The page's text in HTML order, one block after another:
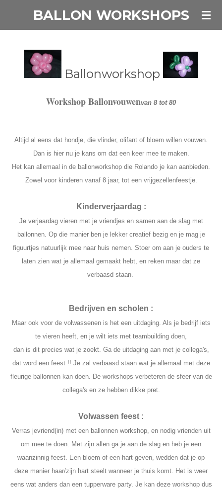
hoofdinhoud
BALLON WORKSHOPS
Ballonworkshop
Workshop Ballonvouwenvan 8 tot 80
Altijd al eens dat hondje, die vlinder, olifant of bloem willen vouwen.
Dan is hier nu je kans om dat een keer mee te maken.
Het kan allemaal in de ballonworkshop die Rolando je kan aanbieden.
Zowel voor kinderen vanaf 8 jaar, tot een vrijgezellenfeestje.
Kinderverjaardag :
Je verjaardag vieren met je vriendjes en samen aan de slag met
ballonnen. Op die manier ben je lekker creatief bezig en je mag je
figuurtjes natuurlijk mee naar huis nemen. Stoer om aan je ouders te
laten zien wat je allemaal gemaakt hebt, en reken maar dat ze
verbaasd staan.
Bedrijven en scholen :
Maar ook voor de volwassenen is het een uitdaging. Als je bedrijf iets
te vieren heeft, en je wilt iets met teambuilding doen,
dan is dit precies wat je zoekt. Ga de uitdaging aan met je collega's,
dat word een feest !! Je zal verbaasd staan wat je allemaal met deze
fleurige ballonnen kan doen. De workshops verbeteren de sfeer van de
collega's en ze hebben dikke pret.
Volwassen feest :
Verras jevriend(in) met een ballonnen workshop, en nodig vrienden uit
om mee te doen. Met zijn allen ga je aan de slag en heb je een
waanzinnig feest. Een bloem of een hart geven, wedden dat je op
deze manier haar/zijn hart steelt wanneer je thuis komt. Het is weer
eens wat anders dan een tupperware party. Je kan deze workshop dus